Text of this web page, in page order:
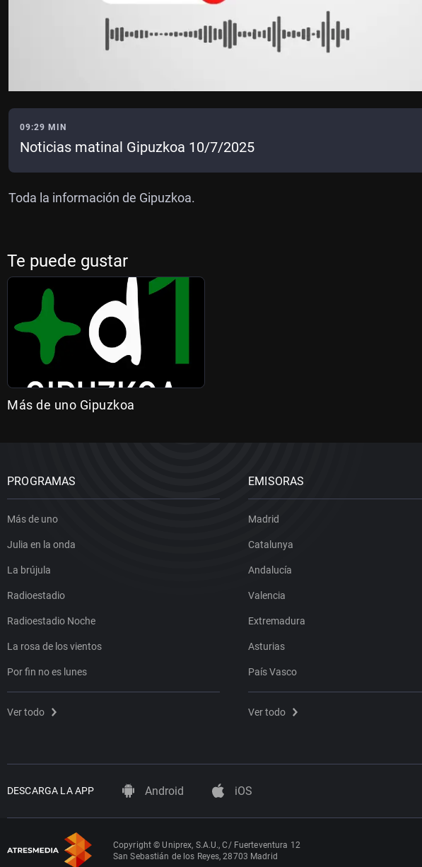
09:29 MIN
Noticias matinal Gipuzkoa 10/7/2025
Toda la información de Gipuzkoa.
Te puede gustar
Más de uno Gipuzkoa
PROGRAMAS
Más de uno
Julia en la onda
La brújula
Radioestadio
Radioestadio Noche
La rosa de los vientos
Por fin no es lunes
Ver todo
EMISORAS
Madrid
Catalunya
Andalucía
Valencia
Extremadura
Asturias
País Vasco
Ver todo
DESCARGA LA APP Android iOS
Copyright © Uniprex, S.A.U., C/ Fuerteventura 12
San Sebastián de los Reyes, 28703 Madrid